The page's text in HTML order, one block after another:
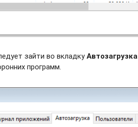
зайти во вкладкуАвтозагрузка
программ.